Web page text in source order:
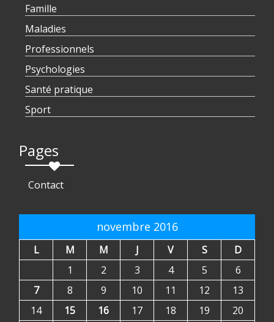
Famille
Maladies
Professionnels
Psychologies
Santé pratique
Sport
Pages
Contact
novembre 2016
L M M J V S
D
1
2 3 4 5
6
7
8 9 10 11 12
13
14
15 16 17 18 19 20